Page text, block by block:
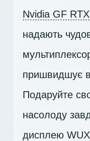
Nvidia GF
надають
пришвидшує
Подаруйте
насолоду
дисплею